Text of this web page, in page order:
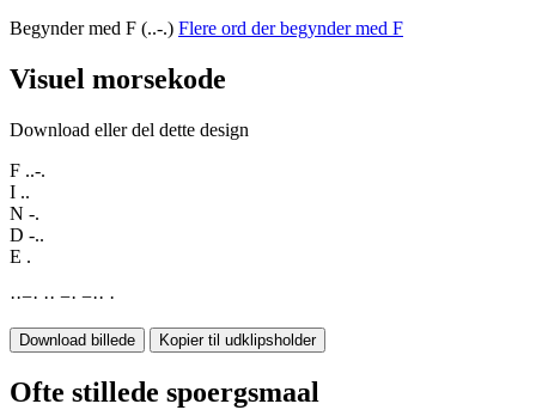
Begynder med F (..-.) Flere ord der begynder med F
Visuel morsekode
Download eller del dette design
F ..-.
I ..
N -.
D -..
E .
··−· ·· −· −·· ·
Download billede Kopier til udklipsholder
Ofte stillede spoergsmaal